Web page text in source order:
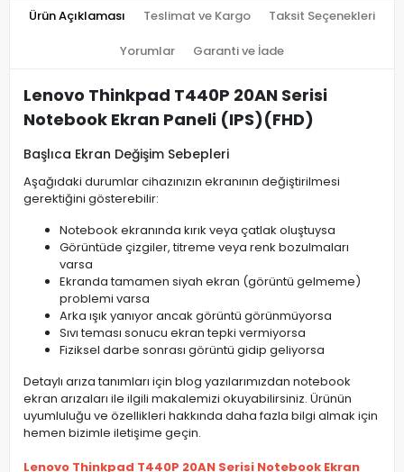
Ürün Açıklaması Teslimat ve Kargo Taksit Seçenekleri
Yorumlar Garanti ve İade
Lenovo Thinkpad T440P 20AN Serisi
Notebook Ekran Paneli (IPS)(FHD)
Başlıca Ekran Değişim Sebepleri
Aşağıdaki durumlar cihazınızın ekranının değiştirilmesi
gerektiğini gösterebilir:
Notebook ekranında kırık veya çatlak oluştuysa
Görüntüde çizgiler, titreme veya renk bozulmaları
varsa
Ekranda tamamen siyah ekran (görüntü gelmeme)
problemi varsa
Arka ışık yanıyor ancak görüntü görünmüyorsa
Sıvı teması sonucu ekran tepki vermiyorsa
Fiziksel darbe sonrası görüntü gidip geliyorsa
Detaylı arıza tanımları için blog yazılarımızdan notebook
ekran arızaları ile ilgili makalemizi okuyabilirsiniz. Ürünün
uyumluluğu ve özellikleri hakkında daha fazla bilgi almak için
hemen bizimle iletişime geçin.
Lenovo Thinkpad T440P 20AN Serisi Notebook Ekran